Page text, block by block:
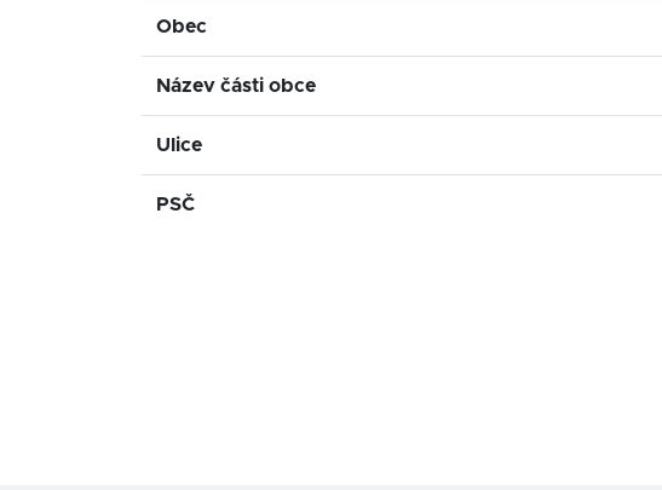
Obec
Název části obce
Ulice
PSČ